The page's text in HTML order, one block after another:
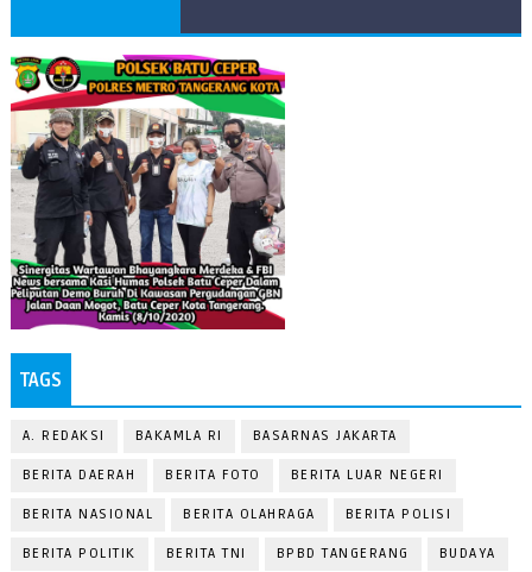
TAGS
A. REDAKSI BAKAMLA RI BASARNAS JAKARTA
BERITA DAERAH BERITA FOTO BERITA LUAR NEGERI
BERITA NASIONAL BERITA OLAHRAGA BERITA POLISI
BERITA POLITIK BERITA TNI BPBD TANGERANG BUDAYA